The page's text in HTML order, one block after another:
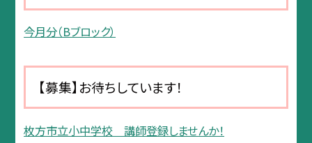
今月分（Bブロック）
【募集】お待ちしています！
枚方市立小中学校 講師登録しませんか！